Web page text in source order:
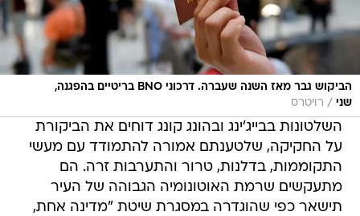
הביקוש גבר מאז השנה שעברה. דרכוני BNO בריטיים בהפגנה,
שני / רויטרס
השלטונות בבייג'ינג ובהונג קונג דוחים את הביקורת
על החקיקה, שלטענתם אמורה להתמודד עם מעשי
התקוממות, בדלנות, טרור והתערבות זרה. הם
מתעקשים שרמת האוטונומיה הגבוהה של העיר
תישאר כפי שהוגדרה במסגרת שיטת "מדינה אחת,